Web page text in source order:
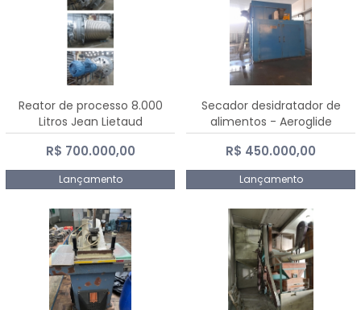
Reator de processo 8.000
Litros Jean Lietaud
R$ 700.000,00
Lançamento
Secador desidratador de
alimentos - Aeroglide
R$ 450.000,00
Lançamento